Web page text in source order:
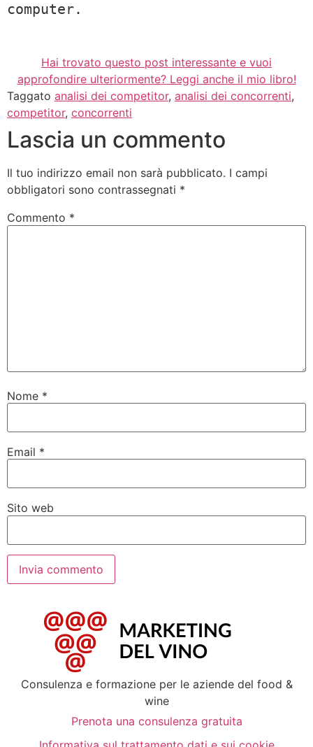
computer.
Hai trovato questo post interessante e vuoi
approfondire ulteriormente? Leggi anche il mio libro!
Taggato analisi dei competitor, analisi dei concorrenti,
competitor, concorrenti
Lascia un commento
Il tuo indirizzo email non sarà pubblicato. I campi
obbligatori sono contrassegnati *
Commento *
Nome *
Email *
Sito web
Consulenza e formazione per le aziende del food &
wine
Prenota una consulenza gratuita